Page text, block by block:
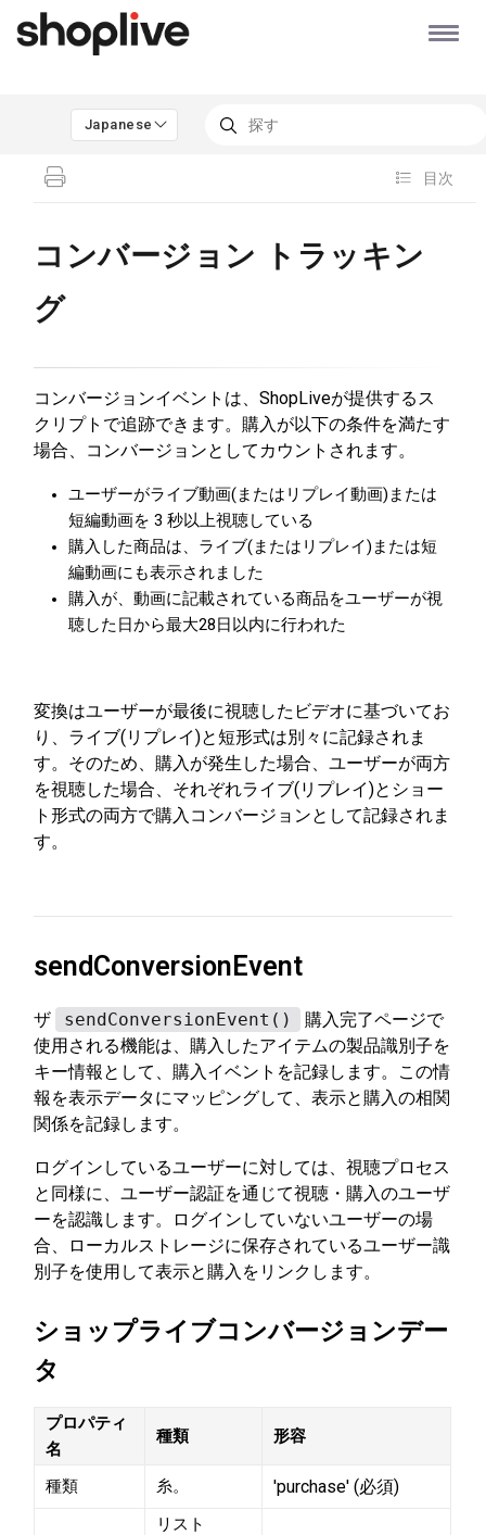
Japanese
目次
コンバージョン トラッキン
グ
コンバージョンイベントは、ShopLiveが提供するス
クリプトで追跡できます。購入が以下の条件を満たす
場合、コンバージョンとしてカウントされます。
ユーザーがライブ動画(またはリプレイ動画)または
短編動画を 3 秒以上視聴している
購入した商品は、ライブ(またはリプレイ)または短
編動画にも表示されました
購入が、動画に記載されている商品をユーザーが視
聴した日から最大28日以内に行われた
変換はユーザーが最後に視聴したビデオに基づいてお
り、ライブ(リプレイ)と短形式は別々に記録されま
す。そのため、購入が発生した場合、ユーザーが両方
を視聴した場合、それぞれライブ(リプレイ)とショー
ト形式の両方で購入コンバージョンとして記録されま
す。
sendConversionEvent
ザ sendConversionEvent()
購入完了ページで
使用される機能は、購入したアイテムの製品識別子を
キー情報として、購入イベントを記録します。この情
報を表示データにマッピングして、表示と購入の相関
関係を記録します。
ログインしているユーザーに対しては、視聴プロセス
と同様に、ユーザー認証を通じて視聴・購入のユーザ
ーを認識します。ログインしていないユーザーの場
合、ローカルストレージに保存されているユーザー識
別子を使用して表示と購入をリンクします。
ショップライブコンバージョンデー
タ
プロパティ
名
種類 形容
種類 糸。 'purchase' (必須)
リスト